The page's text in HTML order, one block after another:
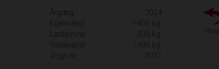
Årgang
2024
Egenvægt:
1400 kg.
Lasteevne:
500 kg.
Totalvægt:
1900 kg.
Vogn nr.:
3031